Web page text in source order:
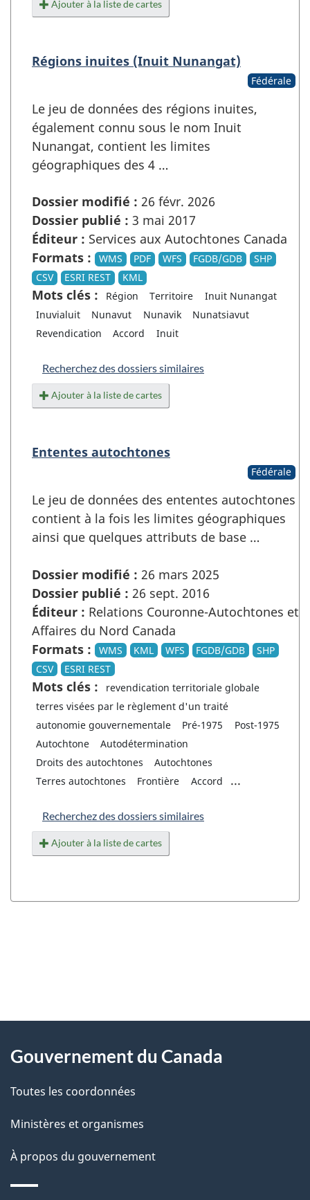
Ajouter à la liste de cartes
Régions inuites (Inuit Nunangat)
Fédérale
Le jeu de données des régions inuites,
également connu sous le nom Inuit
Nunangat, contient les limites
géographiques des 4 …
Dossier modifié : 26 févr. 2026
Dossier publié : 3 mai 2017
Éditeur : Services aux Autochtones Canada
Formats :
WMS PDF WFS FGDB/GDB
SHP
CSV
ESRI REST KML
Mots clés : Région Territoire
Inuit Nunangat
Inuvialuit
Nunavut Nunavik
Nunatsiavut
Revendication
Accord Inuit
Recherchez des dossiers similaires
Ajouter à la liste de cartes
Ententes autochtones
Fédérale
Le jeu de données des ententes autochtones
contient à la fois les limites géographiques
ainsi que quelques attributs de base …
Dossier modifié : 26 mars 2025
Dossier publié : 26 sept. 2016
Éditeur : Relations Couronne-Autochtones et
Affaires du Nord Canada
Formats :
WMS KML WFS FGDB/GDB
SHP
CSV
ESRI REST
Mots clés :
revendication territoriale globale
terres visées par le règlement d'un traité
autonomie gouvernementale
Pré-1975
Post-1975
Autochtone
Autodétermination
Droits des autochtones
Autochtones
Terres autochtones
Frontière Accord ...
Recherchez des dossiers similaires
Ajouter à la liste de cartes
D
t
a
l
s
propos
ce
site
Gouvernement du Canada
Toutes les coordonnées
Ministères et organismes
À propos du gouvernement